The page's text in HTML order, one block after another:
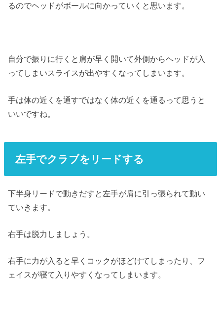
るのでヘッドがボールに向かっていくと思います。
自分で振りに行くと肩が早く開いて外側からヘッドが入
ってしまいスライスが出やすくなってしまいます。
手は体の近くを通すではなく体の近くを通るって思うと
いいですね。
左手でクラブをリードする
下半身リードで動きだすと左手が肩に引っ張られて動い
ていきます。
右手は脱力しましょう。
右手に力が入ると早くコックがほどけてしまったり、フ
ェイスが寝て入りやすくなってしまいます。